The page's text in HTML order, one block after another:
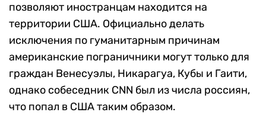
позволяют иностранцам находится на
территории США. Официально делать
исключения по гуманитарным причинам
американские пограничники могут только для
граждан Венесуэлы, Никарагуа, Кубы и Гаити,
однако собеседник CNN был из числа россиян,
что попал в США таким образом.